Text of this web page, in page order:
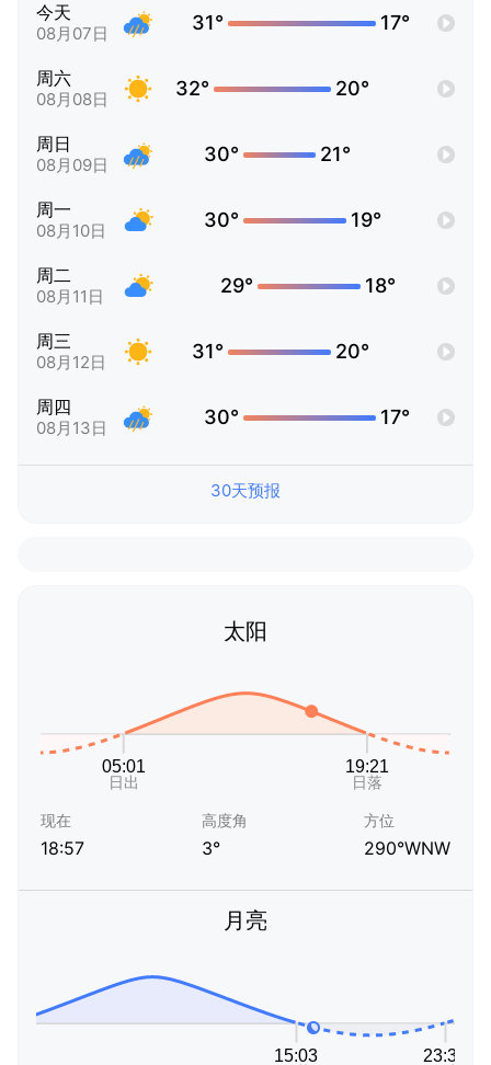
今天
08月07日 31° 17°
周六
08月08日 32° 20°
周日
08月09日 30° 21°
周一
08月10日 30° 19°
周二
08月11日 29° 18°
周三
08月12日 31° 20°
周四
08月13日 30° 17°
30天预报
太阳
现在
18:57
高度角
3°
方位
290°WNW
月亮